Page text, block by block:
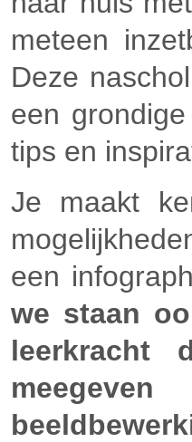
meteen
Deze
een
tips en
Je maakt
een
we staan
leerkracht